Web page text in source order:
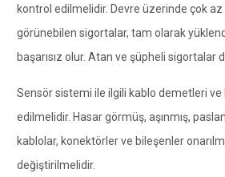
kontrol edilmelidir. Devre üzerinde çok
görünebilen sigortalar, tam olarak
başarısız olur. Atan ve şüpheli sigortalar
Sensör sistemi ile ilgili kablo demetleri ve
edilmelidir. Hasar görmüş, aşınmış,
kablolar, konektörler ve bileşenler
değiştirilmelidir.